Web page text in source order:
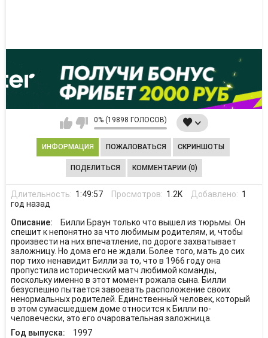
0% (19898 ГОЛОСОВ)
ИНФОРМАЦИЯ ПОЖАЛОВАТЬСЯ СКРИНШОТЫ
ПОДЕЛИТЬСЯ КОММЕНТАРИИ (0)
Длительность: 1:49:57 Просмотров: 1.2K Добавлено: 1
год назад
Описание:
Билли Браун только что вышел из тюрьмы. Он
спешит к непонятно за что любимым родителям, и, чтобы
произвести на них впечатление, по дороге захватывает
заложницу. Но дома его не ждали. Более того, мать до сих
пор тихо ненавидит Билли за то, что в 1966 году она
пропустила исторический матч любимой команды,
поскольку именно в этот момент рожала сына. Билли
безуспешно пытается завоевать расположение своих
ненормальных родителей. Единственный человек, который
в этом сумасшедшем доме относится к Билли по-
человечески, это его очаровательная заложница.
Год выпуска:
1997